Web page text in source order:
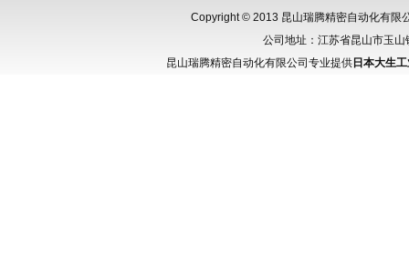
Copyright © 2013 昆山瑞腾精密自动化有限
公司地址：江苏省昆山市玉
昆山瑞腾精密自动化有限公司专业提供 日本大生